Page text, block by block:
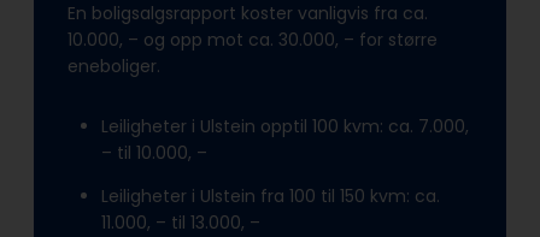
En boligsalgsrapport koster vanligvis fra ca.
10.000, – og opp mot ca. 30.000, – for større
eneboliger.
Leiligheter i Ulstein opptil 100 kvm: ca. 7.000,
– til 10.000, –
Leiligheter i Ulstein fra 100 til 150 kvm: ca.
11.000, – til 13.000, –